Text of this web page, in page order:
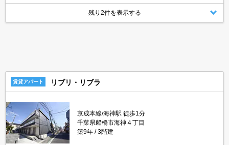
残り2件を表示する
賃貸アパート リブリ・リブラ
京成本線/海神駅 徒歩1分
千葉県船橋市海神４丁目
築9年
3階建